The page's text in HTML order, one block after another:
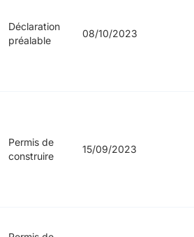
Déclaration
préalable
08/10/2023
Permis de
construire
15/09/2023